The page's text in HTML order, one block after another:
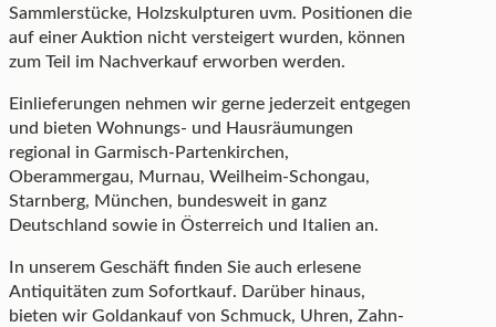
Sammlerstücke, Holzskulpturen uvm. Positionen die
auf einer Auktion nicht versteigert wurden, können
zum Teil im Nachverkauf erworben werden.
Einlieferungen nehmen wir gerne jederzeit entgegen
und bieten Wohnungs- und Hausräumungen
regional in Garmisch-Partenkirchen,
Oberammergau, Murnau, Weilheim-Schongau,
Starnberg, München, bundesweit in ganz
Deutschland sowie in Österreich und Italien an.
In unserem Geschäft finden Sie auch erlesene
Antiquitäten zum Sofortkauf. Darüber hinaus,
bieten wir Goldankauf von Schmuck, Uhren, Zahn-